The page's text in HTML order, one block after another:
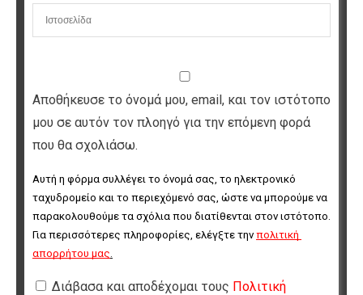
Αποθήκευσε το όνομά μου, email, και τον ιστότοπο
μου σε αυτόν τον πλοηγό για την επόμενη φορά
που θα σχολιάσω.
Αυτή η φόρμα συλλέγει το όνομά σας, το ηλεκτρονικό
ταχυδρομείο και το περιεχόμενό σας, ώστε να μπορούμε να
παρακολουθούμε τα σχόλια που διατίθενται στον ιστότοπο.
Για περισσότερες πληροφορίες, ελέγξτε την πολιτική
απορρήτου μας
Διάβασα και αποδέχομαι τους Πολιτική